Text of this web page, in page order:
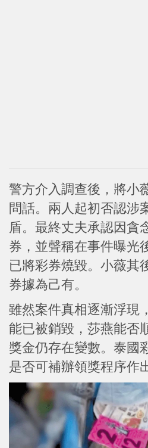
警方介入調查後，將小
問話。兩人起初否認涉
盾。最終丈夫承認因貪
券，並聲稱在事件曝光
已將彩券燒毀。小薇其
券據為己有。
雖然案件真相逐漸浮現
能已被銷毀，莎燕能否
獎金仍存在變數。泰國
是否可補辦領獎程序作